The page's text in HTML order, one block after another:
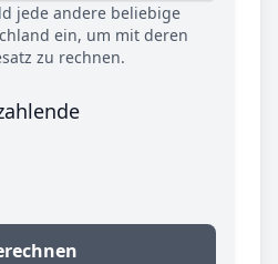
jede andere beliebige
ein, um mit deren
zu rechnen.